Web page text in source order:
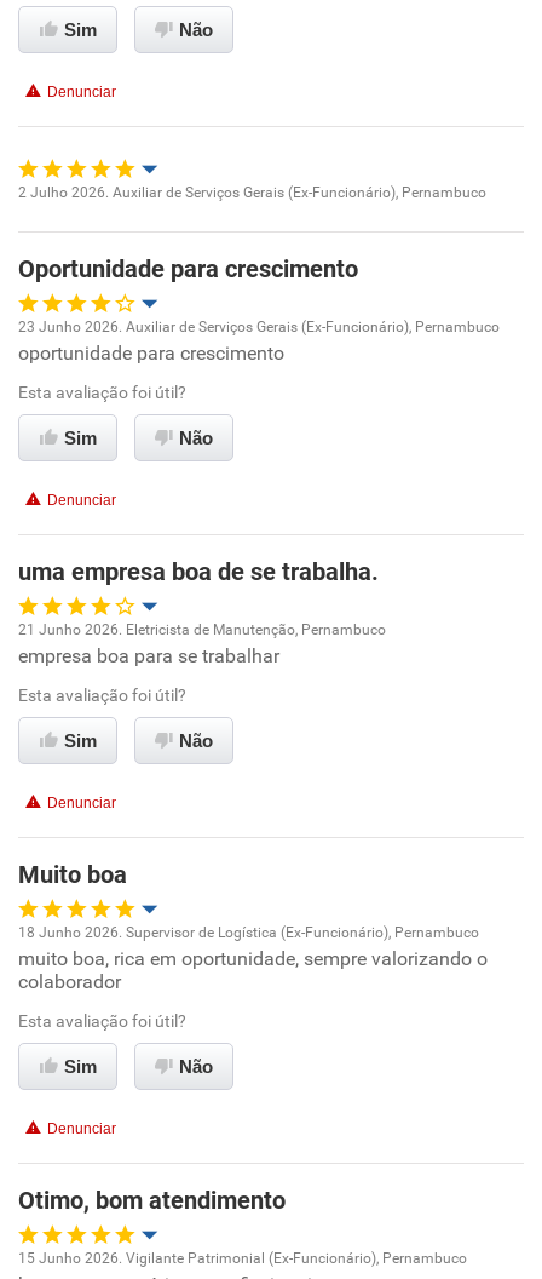
Recomenda esta empresa
Recomenda a diretoria
Sim Não
Denunciar
Ambiente de trabalho
Conciliação com a vida familiar
Benefícios
Recomenda esta empresa
Recomenda a diretoria
2 Julho 2026. Auxiliar de Serviços Gerais (Ex-Funcionário), Pernambuco
Oportunidade para crescimento
Oportunidade de promoção
Ambiente de trabalho
Benefícios
Recomenda esta empresa
Recomenda a diretoria
23 Junho 2026. Auxiliar de Serviços Gerais (Ex-Funcionário), Pernambuco
oportunidade para crescimento
Esta avaliação foi útil?
Sim Não
Denunciar
uma empresa boa de se trabalha.
Oportunidade de promoção
Ambiente de trabalho
Benefícios
Recomenda esta empresa
21 Junho 2026. Eletricista de Manutenção, Pernambuco
empresa boa para se trabalhar
Esta avaliação foi útil?
Sim Não
Denunciar
Muito boa
Oportunidade de promoção
Ambiente de trabalho
Conciliação com a vida familiar
Recomenda esta empresa
Recomenda a diretoria
18 Junho 2026. Supervisor de Logística (Ex-Funcionário), Pernambuco
muito boa, rica em oportunidade, sempre valorizando o
colaborador
Esta avaliação foi útil?
Sim Não
Denunciar
Otimo, bom atendimento
15 Junho 2026. Vigilante Patrimonial (Ex-Funcionário), Pernambuco